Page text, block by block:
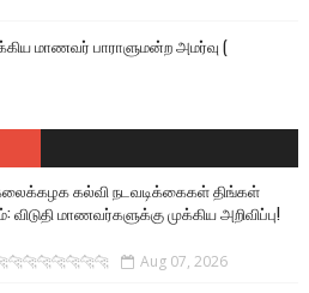
மாணவர் பாராளுமன்ற அமர்வு (
கல்வி நடவடிக்கைகள் திங்கள்
மாணவர்களுக்கு முக்கிய அறிவிப்பு!
Aug 07, 2026